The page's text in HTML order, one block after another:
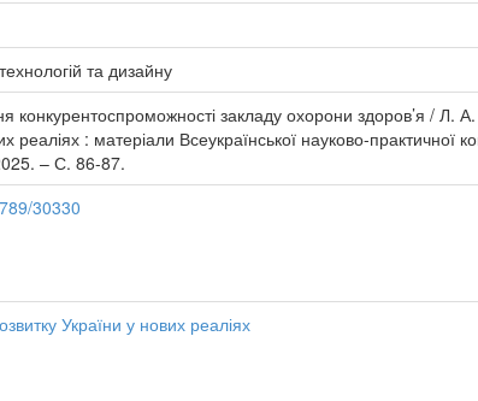
та дизайну
закладу охорони здоров’я / Л.
реаліях : матеріали Всеукраїнської науково-практичної
– С. 86-87.
30330
України у нових реаліях